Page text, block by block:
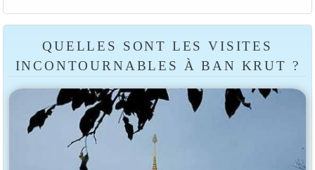
QUELLES SONT LES VISITES
INCONTOURNABLES À BAN KRUT ?